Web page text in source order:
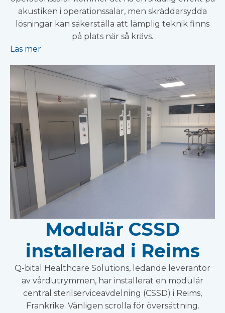
akustiken i operationssalar, men skräddarsydda
lösningar kan säkerställa att lämplig teknik finns
på plats när så krävs.
Läs mer
Modulär CSSD
installerad i Reims
Q-bital Healthcare Solutions, ledande leverantör
av vårdutrymmen, har installerat en modulär
central sterilserviceavdelning (CSSD) i Reims,
Frankrike. Vänligen scrolla för översättning.